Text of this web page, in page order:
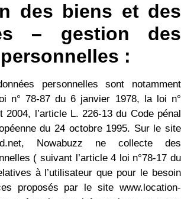
des biens et des
– gestion des
:
personnelles sont notamment
n° 78-87 du 6 janvier 1978, la loi n°
2004, l’article L. 226-13 du Code pénal
du 24 octobre 1995. Sur le site
Nowabuzz ne collecte des
( suivant l’article 4 loi n°78-17 du
à l’utilisateur que pour le besoin
proposés par le site www.location-